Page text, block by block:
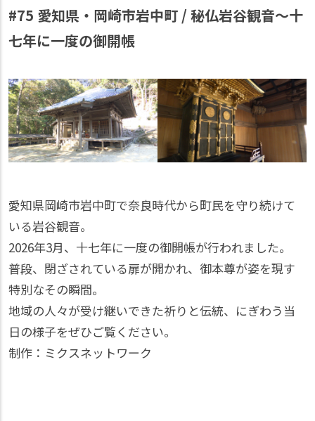
#75 愛知県・岡崎市岩中町 / 秘仏岩谷観音～十
七年に一度の御開帳
愛知県岡崎市岩中町で奈良時代から町民を守り続けて
いる岩谷観音。
2026年3月、十七年に一度の御開帳が行われました。
普段、閉ざされている扉が開かれ、御本尊が姿を現す
特別なその瞬間。
地域の人々が受け継いできた祈りと伝統、にぎわう当
日の様子をぜひご覧ください。
制作：ミクスネットワーク